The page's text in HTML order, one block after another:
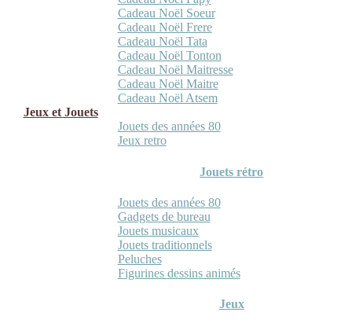
Cadeau Noël Soeur
Cadeau Noël Frere
Cadeau Noël Tata
Cadeau Noël Tonton
Cadeau Noël Maitresse
Cadeau Noël Maitre
Cadeau Noël Atsem
Jeux et Jouets
Jouets des années 80
Jeux retro
Jouets rétro
Jouets des années 80
Gadgets de bureau
Jouets musicaux
Jouets traditionnels
Peluches
Figurines dessins animés
Jeux